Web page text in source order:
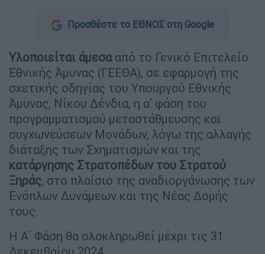
Προσθέστε το ΕΘΝΟΣ στη Google
Υλοποιείται άμεσααπό το Γενικό Επιτελείο
Εθνικής Άμυνας (ΓΕΕΘΑ), σε εφαρμογή της
σχετικής οδηγίας του Υπουργού Εθνικής
Άμυνας, Νίκου Δένδια, η α' φάση του
προγραμματισμού μεταστάθμευσης και
συγχωνεύσεων Μονάδων, λόγω της αλλαγής
διάταξης των Σχηματισμών και της
κατάργησης Στρατοπέδων του Στρατού
Ξηράς, στο πλαίσιο της αναδιοργάνωσης των
Ενόπλων Δυνάμεων και της Νέας Δομής
τους.
Η Α΄ Φάση θα ολοκληρωθεί μέχρι τις 31